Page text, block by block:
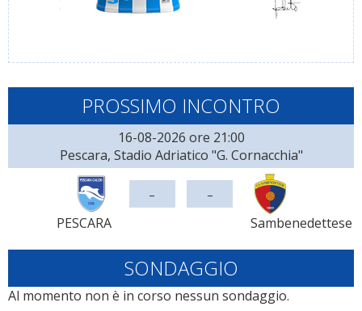
PROSSIMO INCONTRO
16-08-2026 ore 21:00
Pescara, Stadio Adriatico "G. Cornacchia"
PESCARA
- -
Sambenedettese
SONDAGGIO
Al momento non è in corso nessun sondaggio.